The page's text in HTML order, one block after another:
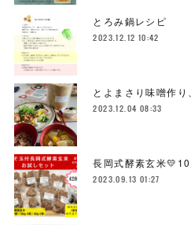
とろみ鍋レシピ
2023.12.12 10:42
とよまさり味噌作り
2023.12.04 08:33
長岡式酵素玄米
2023.09.13 01:27